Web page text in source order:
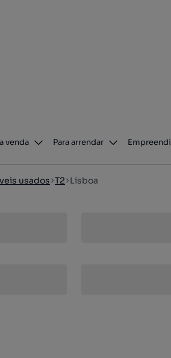
venda Para arrendar
usados T2 Lisboa